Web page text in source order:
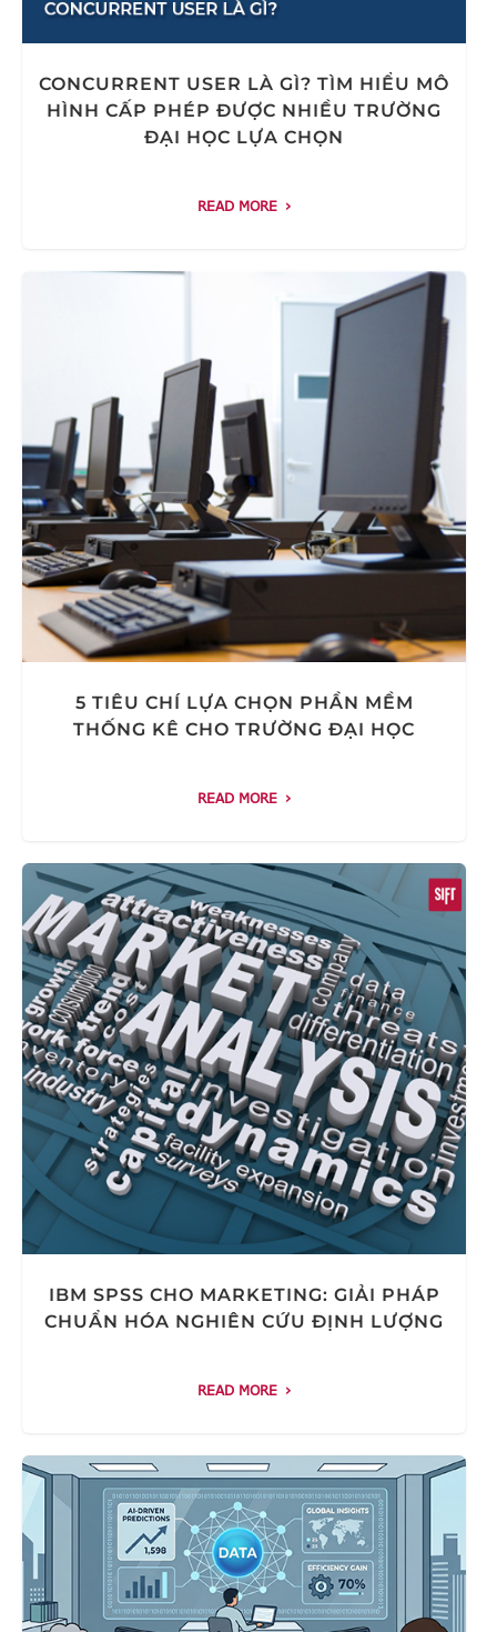
CONCURRENT USER LÀ GÌ? TÌM HIỂU MÔ
HÌNH CẤP PHÉP ĐƯỢC NHIỀU TRƯỜNG
ĐẠI HỌC LỰA CHỌN
READ MORE
5 TIÊU CHÍ LỰA CHỌN PHẦN MỀM
THỐNG KÊ CHO TRƯỜNG ĐẠI HỌC
READ MORE
IBM SPSS CHO MARKETING: GIẢI PHÁP
CHUẨN HÓA NGHIÊN CỨU ĐỊNH LƯỢNG
READ MORE